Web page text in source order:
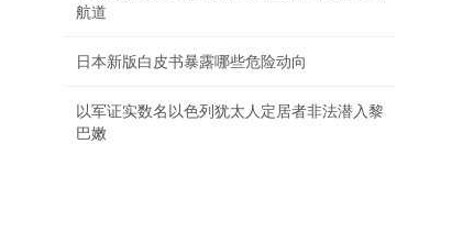
航道
日本新版白皮书暴露哪些危险动向
以军证实数名以色列犹太人定居者非法潜入黎
巴嫩